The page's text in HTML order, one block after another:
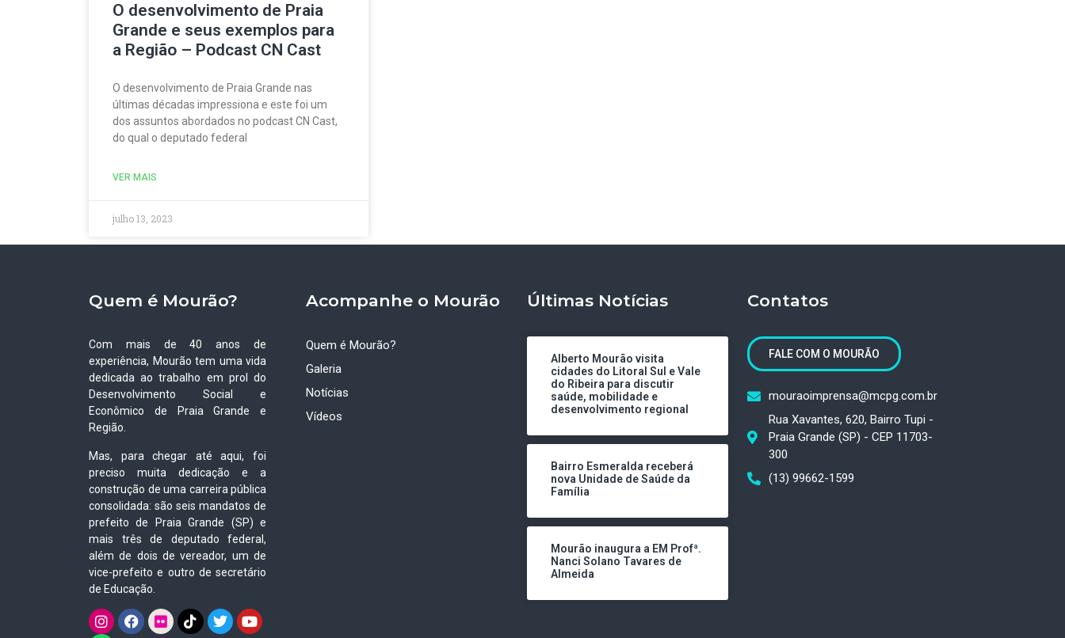
O desenvolvimento de Praia
Grande e seus exemplos para
a Região – Podcast CN Cast
O desenvolvimento de Praia Grande nas
últimas décadas impressiona e este foi um
dos assuntos abordados no podcast CN Cast,
do qual o deputado federal
VER MAIS
julho 13, 2023
Quem é Mourão?
Com mais de 40 anos de
experiência, Mourão tem uma vida
dedicada ao trabalho em prol do
Desenvolvimento Social e
Econômico de Praia Grande e
Região.
Mas, para chegar até aqui, foi
preciso muita dedicação e a
construção de uma carreira pública
consolidada: são seis mandatos de
prefeito de Praia Grande (SP) e
mais três de deputado federal,
além de dois de vereador, um de
vice-prefeito e outro de secretário
de Educação.
Acompanhe o Mourão
Quem é Mourão?
Galeria
Notícias
Vídeos
Últimas Notícias
Alberto Mourão visita
cidades do Litoral Sul e Vale
do Ribeira para discutir
saúde, mobilidade e
desenvolvimento regional
Bairro Esmeralda receberá
nova Unidade de Saúde da
Família
Mourão inaugura a EM Profª.
Nanci Solano Tavares de
Almeida
Contatos
FALE COM O MOURÃO
mouraoimprensa@mcpg.com.br
Rua Xavantes, 620, Bairro Tupi -
Praia Grande (SP) - CEP 11703-
300
(13) 99662-1599